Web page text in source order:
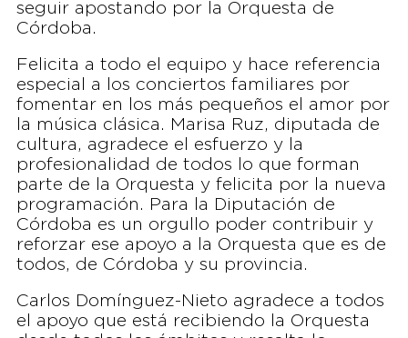
seguir apostando por la Orquesta de
Córdoba.
Felicita a todo el equipo y hace referencia
especial a los conciertos familiares por
fomentar en los más pequeños el amor por
la música clásica. Marisa Ruz, diputada de
cultura, agradece el esfuerzo y la
profesionalidad de todos lo que forman
parte de la Orquesta y felicita por la nueva
programación. Para la Diputación de
Córdoba es un orgullo poder contribuir y
reforzar ese apoyo a la Orquesta que es de
todos, de Córdoba y su provincia.
Carlos Domínguez-Nieto agradece a todos
el apoyo que está recibiendo la Orquesta